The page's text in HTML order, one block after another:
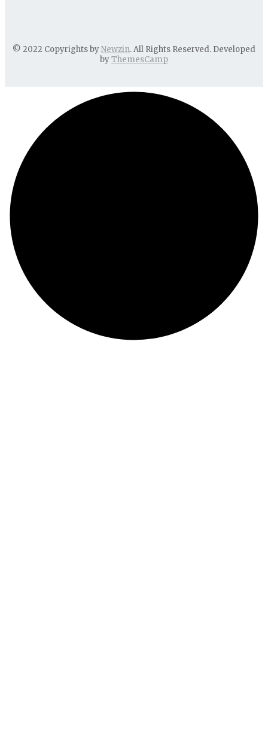
© 2022 Copyrights byNewzin. All Rights Reserved. Developed
byThemesCamp